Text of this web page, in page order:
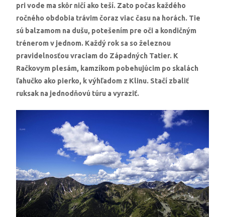
pri vode ma skôr ničí ako teší. Zato počas každého
ročného obdobia trávim čoraz viac času na horách. Tie
sú balzamom na dušu, potešením pre oči a kondičným
trénerom v jednom. Každý rok sa so železnou
pravidelnosťou vraciam do Západných Tatier. K
Račkovym plesám, kamzíkom pobehujúcim po skalách
ľahučko ako pierko, k výhľadom z Klinu. Stačí zbaliť
ruksak na jednodňovú túru a vyraziť.